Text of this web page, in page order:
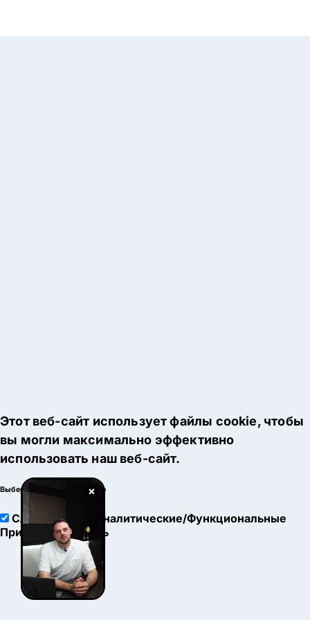
×
Этот веб-сайт использует файлы cookie, чтобы
вы могли максимально эффективно
использовать наш веб-сайт.
Выберите настройки cookie
Служебные
Аналитические/Функциональные
Принять
Настроить